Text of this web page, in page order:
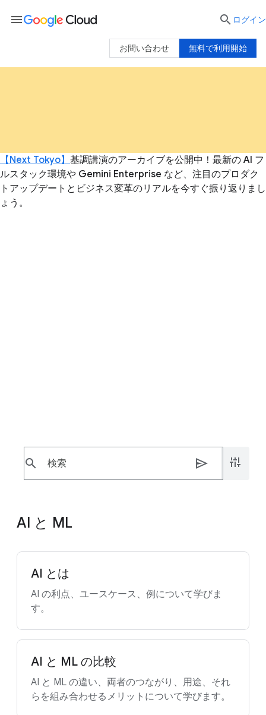
【Next Tokyo】 基調講演のアーカイブを公開中！最新の AI フ
ルスタック環境や Gemini Enterprise など、注目のプロダク
トアップデートとビジネス変革のリアルを今すぐ振り返りまし
ょう。
search send
AI と ML
AI とは
AI の利点、ユースケース、例について学びま
す。
AI と ML の比較
AI と ML の違い、両者のつながり、用途、それ
らを組み合わせるメリットについて学びます。
menu  ログイン
無料で利用開始
お問い合わせ